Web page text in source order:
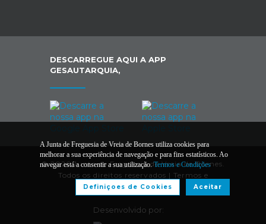
DESCARREGUE AQUI A APP
GESAUTARQUIA,
© 2026 Junta de Freguesia de Vreia de Bornes.
Todos os direitos reservados | Termos e
Condições
Desenvolvido por:
A Junta de Freguesia de Vreia de Bornes utiliza cookies para
melhorar a sua experiência de navegação e para fins estatísticos. Ao
navegar está a consentir a sua utilização.Termos e Condições
Aceitar
Definiçoes de Cookies